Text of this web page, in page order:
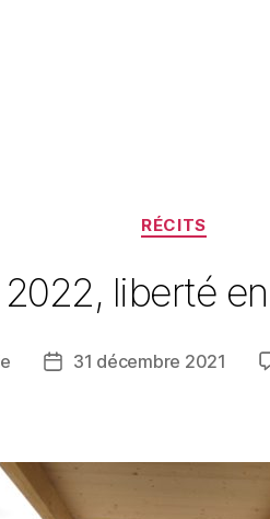
Catégories
RÉCITS
2022, liberté
Date31 décembre 2021